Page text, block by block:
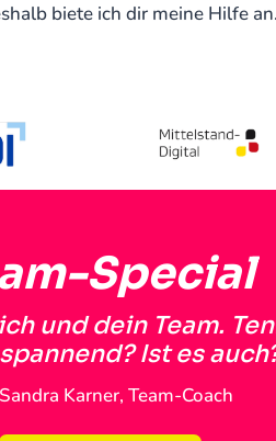
biete ich dir meine Hilfe
Special
und dein Team.
Ist es
Karner, Team-Coach